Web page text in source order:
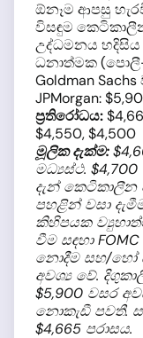
ඕනෑම ආපසු
විසඳුම
උද්ධමනය
ධනාත්මක (පොලී-
Goldman
JPMorgan:
ප්‍රතිරෝධය:
$4,550, $4,500
මූලික දැක්ම:
මධ්‍යස්ථ. $4,700
දැන් කෙටිකාලීන
පහළින් වසා
කිහිපයක
වීම සඳහා
නොදීම සහ/හෝ
අවශ්‍ය වේ.
$5,900 වසර
නොකැඩී පවතී.
$4,665 පරාසය.